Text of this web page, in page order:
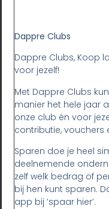
Dappre Clubs
Dappre Clubs, Koop
voor jezelf!
Met Dappre Clubs
manier het hele jaar
onze club én voor
contributie, vouchers
Sparen doe je heel
deelnemende
zelf welk bedrag of
bij hen kunt sparen.
app bij ‘spaar hier’.